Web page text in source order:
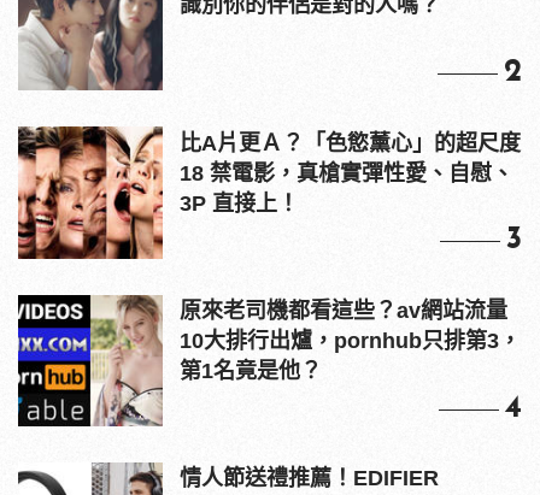
識別你的伴侶是對的人嗎？
2
比A片更Ａ？「色慾薰心」的超尺度
18 禁電影，真槍實彈性愛、自慰、
3P 直接上！
3
原來老司機都看這些？av網站流量
10大排行出爐，pornhub只排第3，
第1名竟是他？
4
情人節送禮推薦！EDIFIER